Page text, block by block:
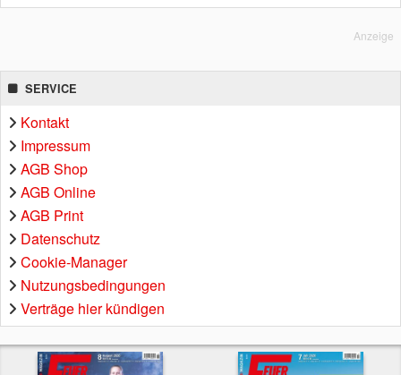
Anzeige
SERVICE
Kontakt
Impressum
AGB Shop
AGB Online
AGB Print
Datenschutz
Cookie-Manager
Nutzungsbedingungen
Verträge hier kündigen